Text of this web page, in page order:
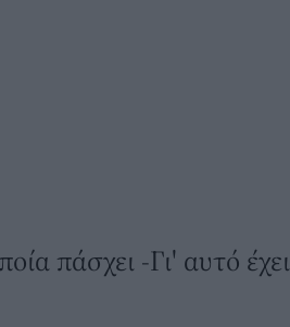
πάσχει -Γι' αυτό έχει